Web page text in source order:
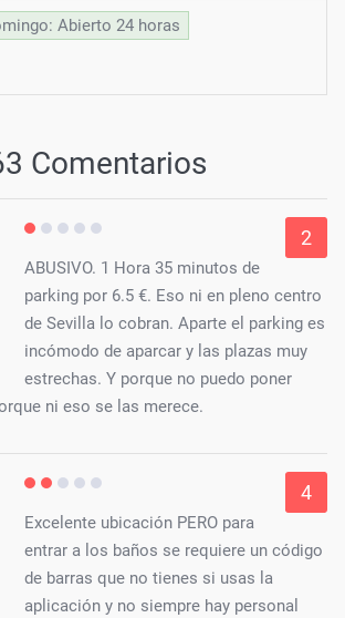
Abierto 24 horas
Comentarios
2
ABUSIVO. 1 Hora 35 minutos de
parking por 6.5 €. Eso ni en pleno centro
de Sevilla lo cobran. Aparte el parking es
incómodo de aparcar y las plazas muy
estrechas. Y porque no puedo poner
ni eso se las merece.
4
Excelente ubicación PERO para
entrar a los baños se requiere un código
de barras que no tienes si usas la
aplicación y no siempre hay personal